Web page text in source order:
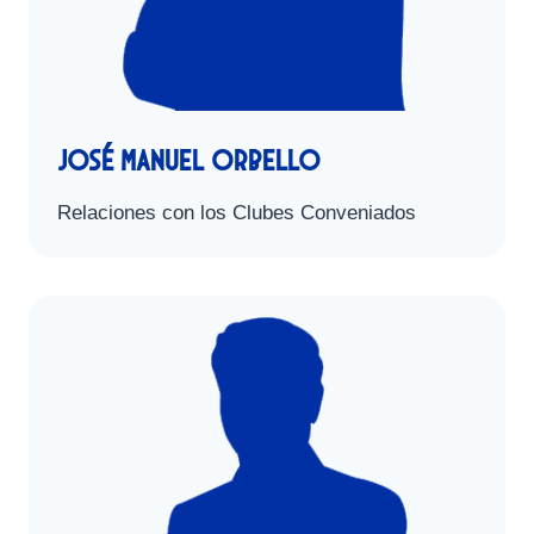
José Manuel Orbello
Relaciones con los Clubes Conveniados